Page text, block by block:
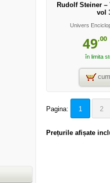
Rudolf Steiner –
vol
Univers
49,00
în limita
Pagina: 1 2
Prețurile afișate